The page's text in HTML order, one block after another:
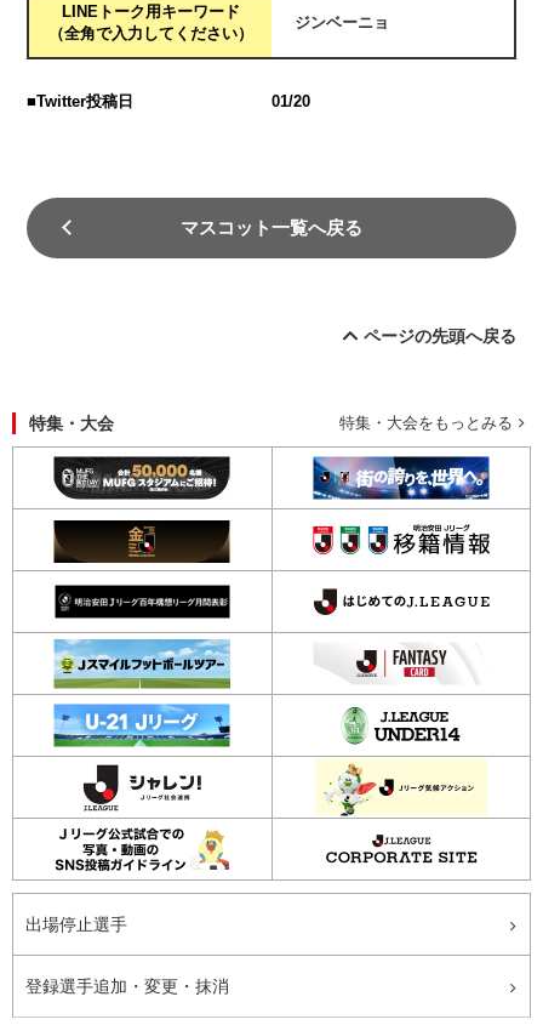
LINEトーク用キーワード
（全角で入力してください）
ジンベーニョ
■Twitter投稿日 01/20
マスコット一覧へ戻る
ページの先頭へ戻る
特集・大会 特集・大会をもっとみる
出場停止選手
登録選手追加・変更・抹消